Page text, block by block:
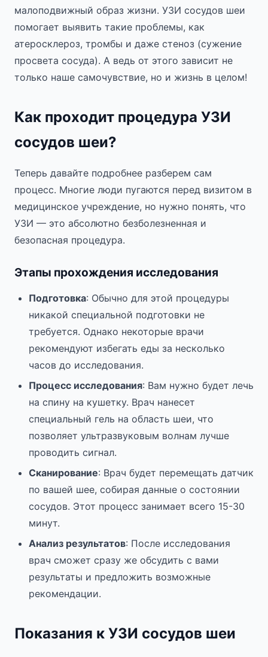
малоподвижный образ жизни. УЗИ сосудов шеи
помогает выявить такие проблемы, как
атеросклероз, тромбы и даже стеноз (сужение
просвета сосуда). А ведь от этого зависит не
только наше самочувствие, но и жизнь в целом!
Как проходит процедура УЗИ
сосудов шеи?
Теперь давайте подробнее разберем сам
процесс. Многие люди пугаются перед визитом в
медицинское учреждение, но нужно понять, что
УЗИ — это абсолютно безболезненная и
безопасная процедура.
Этапы прохождения исследования
Подготовка: Обычно для этой процедуры
никакой специальной подготовки не
требуется. Однако некоторые врачи
рекомендуют избегать еды за несколько
часов до исследования.
Процесс исследования: Вам нужно будет лечь
на спину на кушетку. Врач нанесет
специальный гель на область шеи, что
позволяет ультразвуковым волнам лучше
проводить сигнал.
Сканирование: Врач будет перемещать датчик
по вашей шее, собирая данные о состоянии
сосудов. Этот процесс занимает всего 15-30
минут.
Анализ результатов: После исследования
врач сможет сразу же обсудить с вами
результаты и предложить возможные
рекомендации.
Показания к УЗИ сосудов шеи